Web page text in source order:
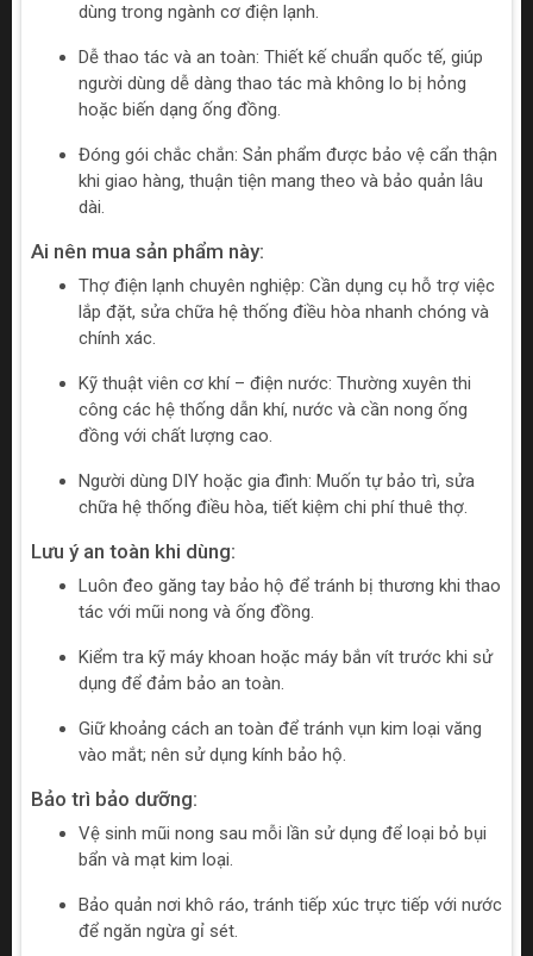
dùng trong ngành cơ điện lạnh.
Dễ thao tác và an toàn: Thiết kế chuẩn quốc tế, giúp
người dùng dễ dàng thao tác mà không lo bị hỏng
hoặc biến dạng ống đồng.
Đóng gói chắc chắn: Sản phẩm được bảo vệ cẩn thận
khi giao hàng, thuận tiện mang theo và bảo quản lâu
dài.
Ai nên mua sản phẩm này:
Thợ điện lạnh chuyên nghiệp: Cần dụng cụ hỗ trợ việc
lắp đặt, sửa chữa hệ thống điều hòa nhanh chóng và
chính xác.
Kỹ thuật viên cơ khí – điện nước: Thường xuyên thi
công các hệ thống dẫn khí, nước và cần nong ống
đồng với chất lượng cao.
Người dùng DIY hoặc gia đình: Muốn tự bảo trì, sửa
chữa hệ thống điều hòa, tiết kiệm chi phí thuê thợ.
Lưu ý an toàn khi dùng:
Luôn đeo găng tay bảo hộ để tránh bị thương khi thao
tác với mũi nong và ống đồng.
Kiểm tra kỹ máy khoan hoặc máy bắn vít trước khi sử
dụng để đảm bảo an toàn.
Giữ khoảng cách an toàn để tránh vụn kim loại văng
vào mắt; nên sử dụng kính bảo hộ.
Bảo trì bảo dưỡng:
Vệ sinh mũi nong sau mỗi lần sử dụng để loại bỏ bụi
bẩn và mạt kim loại.
Bảo quản nơi khô ráo, tránh tiếp xúc trực tiếp với nước
để ngăn ngừa gỉ sét.